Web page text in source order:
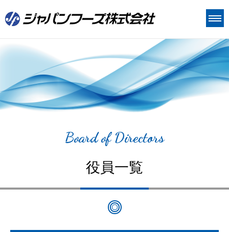
価値づくり
Value 1 技術
Value 2 品質
Value 3 人
ジャパンフーズについて
ジャパンフーズについて
CSR
Board of Directors
役員一覧